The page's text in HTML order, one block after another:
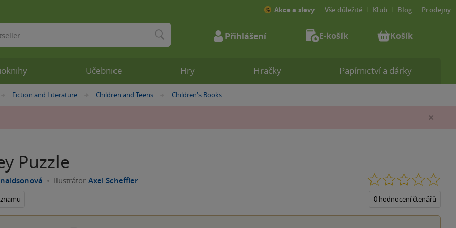
»Fiction and Literature »
Children and Teens »
Children's Books
Puzzle
Ilustrátor Axel Scheffler
0 hodnocení čtenářů
Učebnice Hry Hračky Papírnictví a dárky
Akce a slevy Vše důležité Klub Blog Prodejny
Přihlášení E-košík Košík